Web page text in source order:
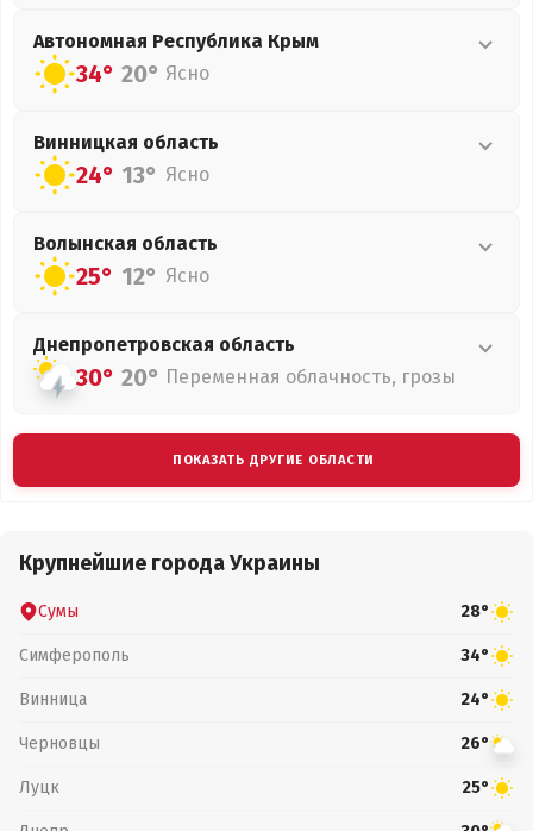
Автономная Республика Крым
34° 20° Ясно
Винницкая область
24° 13° Ясно
Волынская область
25° 12° Ясно
Днепропетровская область
30° 20° Переменная облачность, грозы
ПОКАЗАТЬ ДРУГИЕ ОБЛАСТИ
Крупнейшие города Украины
Сумы 28°
Симферополь 34°
Винница 24°
Черновцы 26°
Луцк 25°